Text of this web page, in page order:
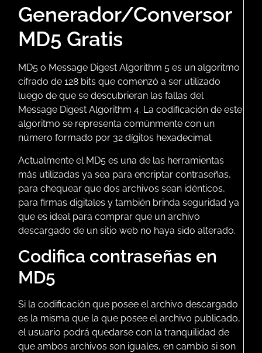
Generador/Conversor
MD5 Gratis
MD5 o Message Digest Algorithm 5 es un algoritmo
cifrado de 128 bits que comenzó a ser utilizado
luego de que se descubrieran las fallas del
Message Digest Algorithm 4. La codificación de este
algoritmo se representa comúnmente con un
número formado por 32 dígitos hexadecimal.
Actualmente el MD5 es una de las herramientas
más utilizadas ya sea para encriptar contraseñas,
para chequear que dos archivos sean idénticos,
para firmas digitales y también brinda seguridad ya
que es ideal para comprar que un archivo
descargado de un sitio web no haya sido alterado.
Codifica contraseñas en
MD5
Si la codificación que posee el archivo descargado
es la misma que la que posee el archivo publicado,
el usuario podrá quedarse con la tranquilidad de
que ambos archivos son iguales, en cambio si son